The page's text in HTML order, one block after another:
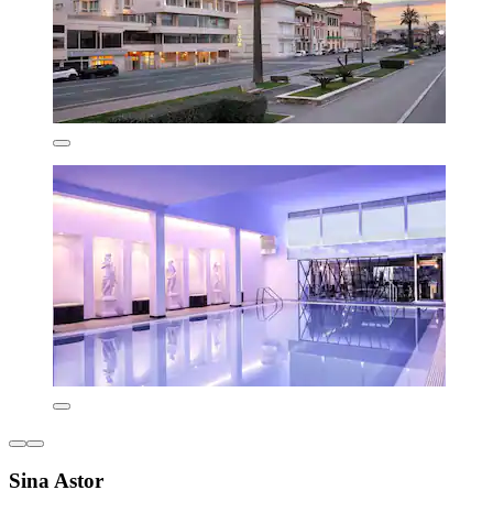
Sina Astor